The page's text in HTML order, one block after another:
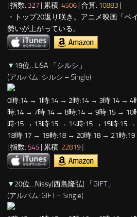
| 指数: 327 | 累積: 4506 | 合算: 10883 |
・トップ20返り咲き。アニメ映画「ベ
勢いが上がっている。
▼ 19位…LiSA 「シルシ 」
(アルバム: シルシ – Single)
0時:14 → 1時:14 → 2時:14 → 3時:14 → 4
時:14 → 7時:14 → 8時:14 → 9時:15 → 10
時:15 → 13時:15 → 14時:15 → 15時:15
18時:17 → 19時:18 → 20時:18 → 21時
| 指数: 545 | 累積: 22819 |
▼ 20位…Nissy(西島隆弘) 「GIFT 」
(アルバム: GIFT – Single)